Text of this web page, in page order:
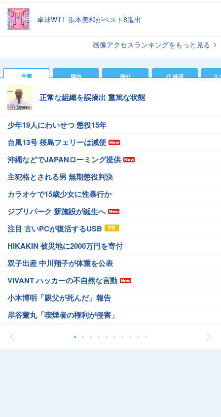
卓球WTT 張本美和がベスト8進出
画像アクセスランキングをもっと見る
主要 国内 海外 IT 経済 ス
正常な組織を誤摘出 重篤な状態
少年19人にわいせつ 懲役15年
台風13号 桜島フェリーは減便
沖縄などでJAPANローミング提供
主犯格とされる男 無期懲役判決
カラオケで15歳少女に性暴行か
ジブリパーク 新施設が誕生へ
注目 古いPCが復活するUSB
HIKAKIN 被災地に2000万円を寄付
双子出産 中川翔子が体重を公表
VIVANT ハッカーの不自然な言動
小木博明「親父が死んだ」報告
岸谷蘭丸「喫煙者の権利が侵害」